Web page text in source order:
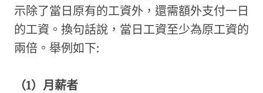
示除了當日原有的工資外，還需額外支付一日
的工資。換句話說，當日工資至少為原工資的
兩倍。舉例如下:
（1）月薪者